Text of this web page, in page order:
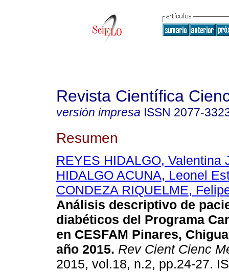
Revista Científica
versión impresa ISSN 2077-
Resumen
REYES HIDALGO, Valentina
HIDALGO ACUNA, Leonel
CONDEZA RIQUELME,
Análisis descriptivo de
diabéticos del Programa
en CESFAM Pinares,
año 2015. Rev Cient Cienc
2015, vol.18, n.2, pp.24-27.